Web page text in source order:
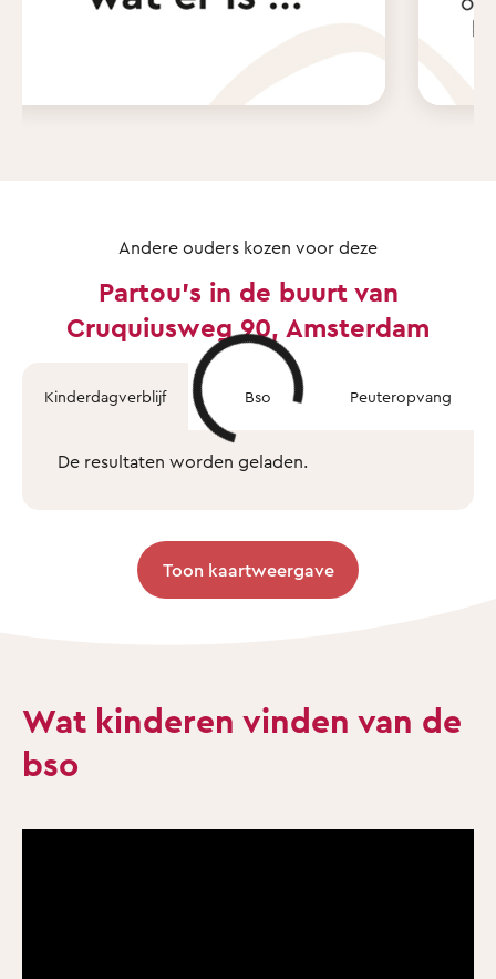
Andere ouders kozen voor deze
Partou's in de buurt van
Cruquiusweg 90, Amsterdam
Kinderdagverblijf Bso Peuteropvang
De resultaten worden geladen.
Toon kaartweergave
Wat kinderen vinden van de
bso